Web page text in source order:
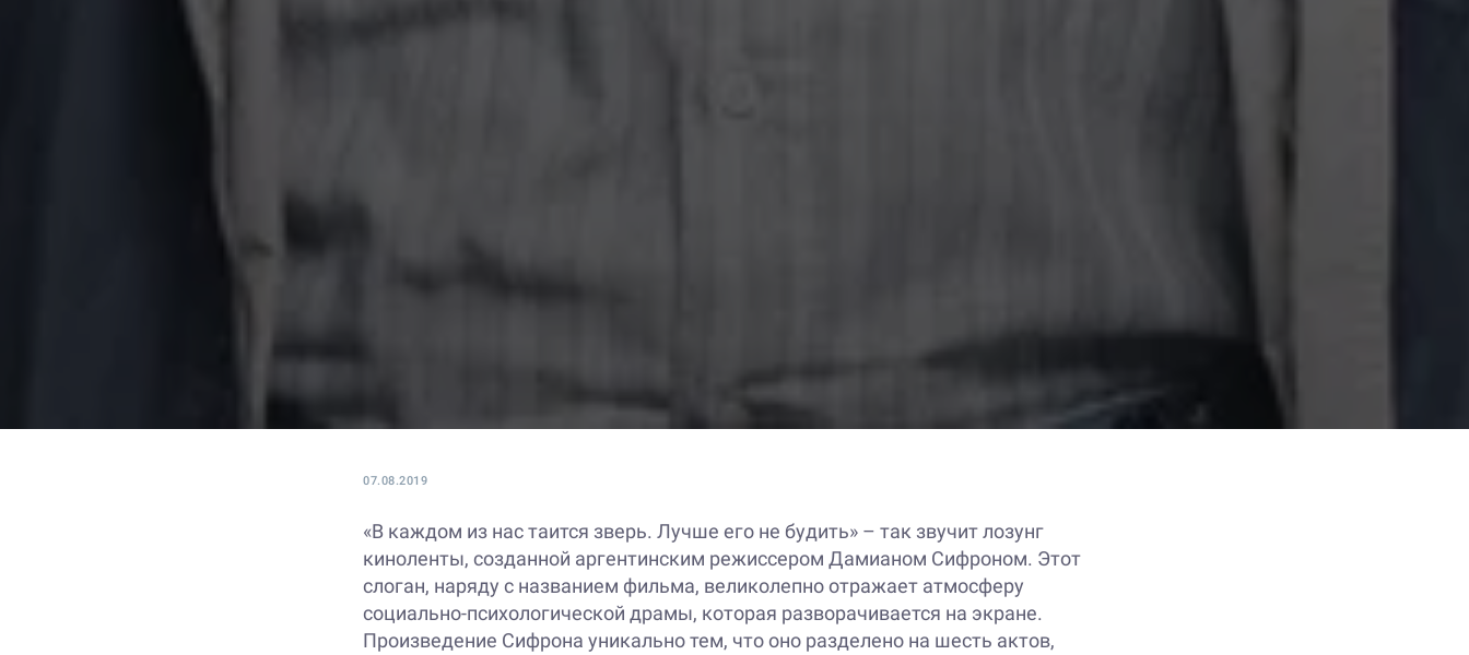
07.08.2019
«В каждом из нас таится зверь. Лучше его не будить» – так звучит лозунг
киноленты, созданной аргентинским режиссером Дамианом Сифроном. Этот
слоган, наряду с названием фильма, великолепно отражает атмосферу
социально-психологической драмы, которая разворачивается на экране.
Произведение Сифрона уникально тем, что оно разделено на шесть актов,